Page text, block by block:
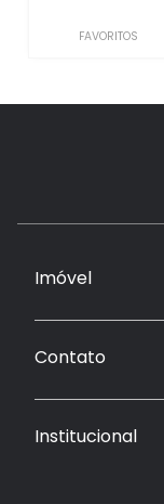
FAVORITOS
Imóvel
Contato
Institucional